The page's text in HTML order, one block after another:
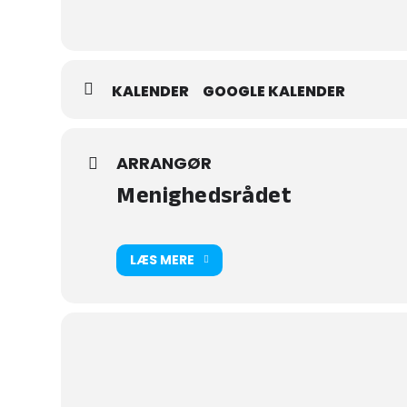
KALENDER GOOGLE KALENDER
ARRANGØR
Menighedsrådet
LÆS MERE